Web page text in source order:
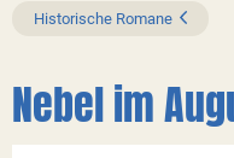
Historische Romane
Nebel im